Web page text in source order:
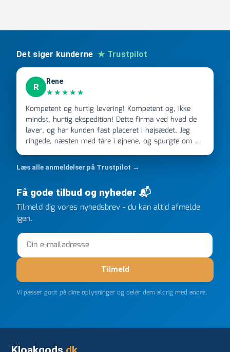
Det siger kunderne ★ Trustpilot
R
Rene
★★★★★
Kompetent og hurtig levering! Kompetent og, ikke
mindst, hurtig ekspedition! Dette firma ved hvad de
laver, og har kunden fast placeret i højsædet. Jeg
ringede, næsten med tåre i øjnene, og spurgte om de
kunne overholde en 2 måneder gammel aftale. Jeg
ringede onsdag kl 16, og min store ordre kom dagen
efter kl 6.45! Kan slet ikke få armene ned, og næste
gang jeg skal bruge noget, vil jeg ringe til dem
FØRST. De varmeste og venligste hilsner fra Rene
Læs alle anmeldelser på Trustpilot →
Få gode tilbud og nyheder 📬
Tilmeld dig vores nyhedsbrev - du kan altid afmelde
igen.
Tilmeld
Vi passer godt på dine oplysninger og deler dem aldrig med andre.